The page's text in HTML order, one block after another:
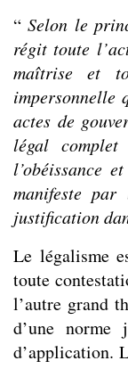
“ Selon le
régit toute
maîtrise et
impersonnelle
actes de
légal
l’obéissance
manifeste
justification
Le légalisme
toute
l’autre grand
d’une
d’application.